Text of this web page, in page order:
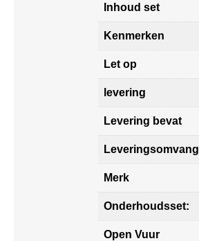
Inhoud set
Kenmerken
Let op
levering
Levering bevat
Leveringsomvang
Merk
Onderhoudsset:
Open Vuur